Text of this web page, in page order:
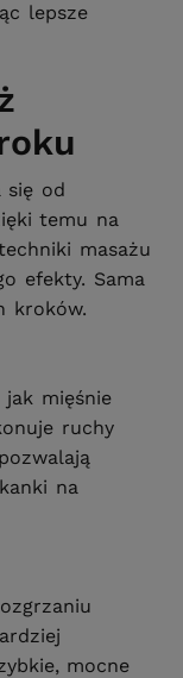
lepsze
się od
temu na
masażu
efekty. Sama
kroków.
jak mięśnie
ruchy
na
mocne